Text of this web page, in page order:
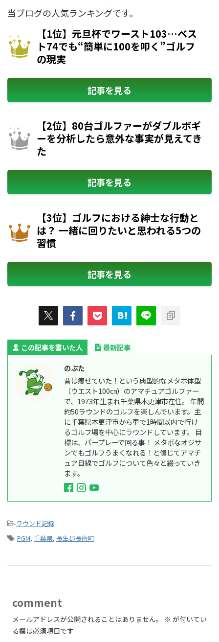
当ブログの人気ランキングです。
【1位】元旦杯でワースト103…ベス
ト74でも“簡単に100を叩く”ゴルフ
の現実
記事を見る
【2位】80台ゴルファーがダブルボギ
ーを分析したら意外な事実が見えてき
た
記事を見る
【3位】ゴルフにおける紳士な行動と
は？ 一緒に回りたいと思われる5つの
習慣
記事を見る
この記事を書いた人
最新記事
のぶた
昔は痩せていた！という典型的なメタボ体型
（ウエスト100㎝）のアマチュアゴルファー
で、1973年生まれ千葉県木更津市在住。 年間
約50ラウンドのゴルフを楽しんでいます。主
に千葉県木更津市から車で1時間以内で行け
るゴルフ場を中心にラウンドしています。 目
標は、パープレーで回る事！ メタボなオジサ
ンでもゴルフうまくなれる！と信じてアマチ
ュア目線でゴルフについて色々と綴っていき
ます。
-ラウンド記録
-PGM, 千葉県, 長生郡長南町
comment
メールアドレスが公開されることはありません。 ※ が付いてい
る欄は必須項目です